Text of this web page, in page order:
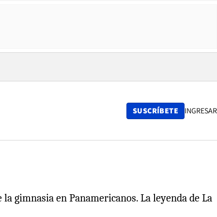
SUSCRÍBETE INGRESAR
gimnasia en Panamericanos. La leyenda de La